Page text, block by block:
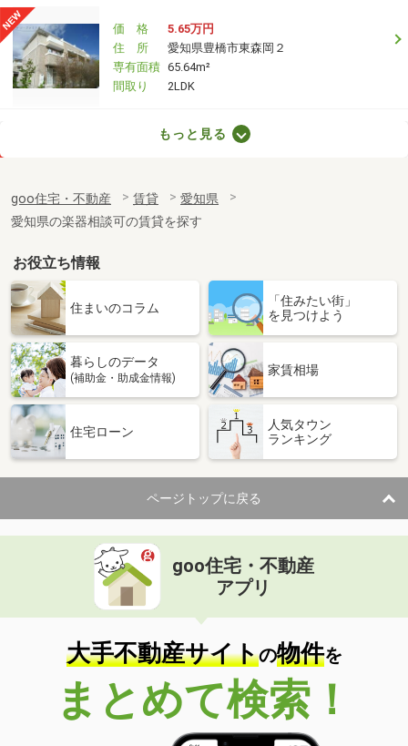
価 格
5.65万円
住 所
愛知県豊橋市東森岡２
専有面積 65.64m²
間取り
2LDK
愛知県名古屋市熱田区横田１
専有面積
22.62m²
間取り
1K
愛知県岩倉市稲荷町稲荷西
価 格
6.30万円
愛知県岩倉市稲荷町稲荷西
専有面積 32.15m²
間取り
愛知県岩倉市稲荷町稲荷西
住 所
愛知県岩倉市稲荷町稲荷西
専有面積 32.15m²
間取り
1LDK
愛知県名古屋市中川区愛知町
価 格
住 所
愛知県名古屋市中川区愛知町
専有面積 29.43m²
間取り
1LDK
愛知県名古屋市中村区名駅南２
価 格
24.10万円
愛知県名古屋市中村区名駅南２
もっと見る
goo住宅・不動産 賃貸
愛知県
愛知県の楽器相談可の賃貸を探す
お役立ち情報
住まいのコラム
「住みたい街」
を見つけよう
暮らしのデータ
(補助金・助成金情報)
家賃相場
住宅ローン
人気タウン
ランキング
ページトップに戻る
goo住宅・不動産
アプリ
大手不動産サイトの物件を
まとめて検索！